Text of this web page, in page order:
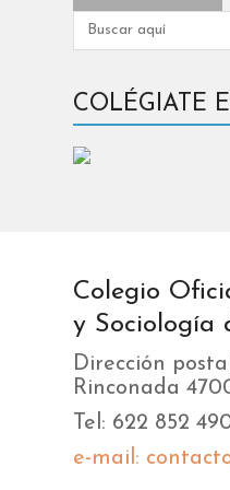
COLÉGIATE
Colegio
y Sociología
Dirección
Rinconada
Tel: 622 852
e-mail: